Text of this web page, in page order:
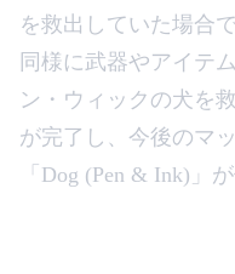
を救出していた場合
同様に武器やアイテ
ン・ウィックの犬を
が完了し、今後のマ
「Dog (Pen & Ink)」